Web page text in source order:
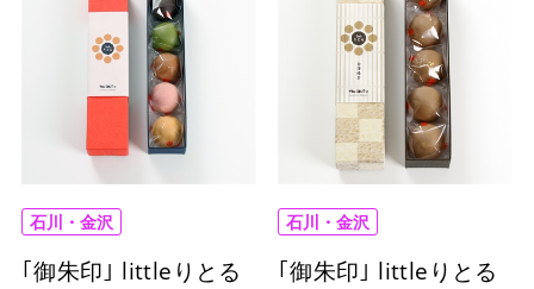
石川・金沢
｢御朱印｣ littleりとる
石川・金沢
｢御朱印｣ littleりとる